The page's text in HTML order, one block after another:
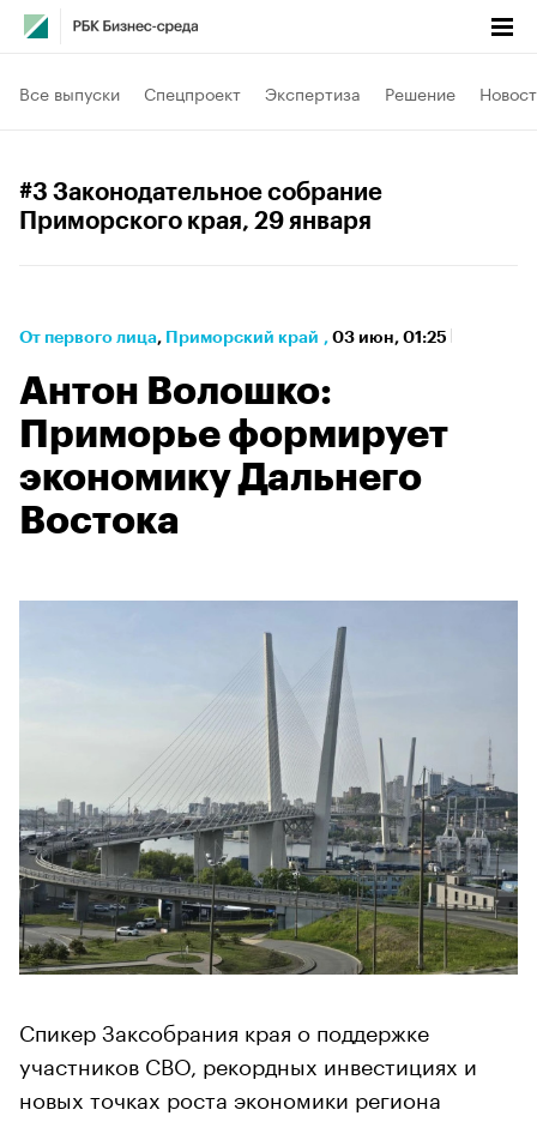
Все выпуски Спецпроект Экспертиза Решение
#3 Законодательное собрание
Приморского края, 29 января
От первого лица⁠, Приморский край , 03 июн, 01:25
Антон Волошко:
Приморье формирует
экономику Дальнего
Востока
Спикер Заксобрания края о поддержке
участников СВО, рекордных инвестициях и
новых точках роста экономики региона